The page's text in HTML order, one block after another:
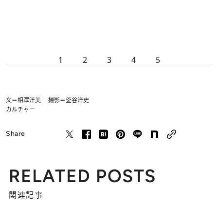
1 2 3 4 5
文＝相澤洋美 撮影＝釜谷洋史
カルチャー
Share
RELATED POSTS
関連記事